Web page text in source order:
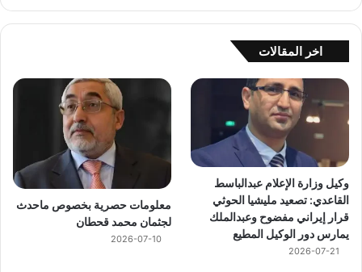
اخر المقالات
وكيل وزارة الإعلام عبدالباسط
القاعدي: تصعيد مليشيا الحوثي
قرار إيراني مفضوح وعبدالملك
يمارس دور الوكيل المطيع
2026-07-21
معلومات حصرية بخصوص ماحدث
لجثمان محمد قحطان
2026-07-10